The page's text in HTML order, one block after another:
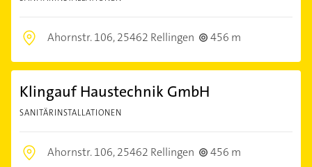
Ahornstr. 106,25462 Rellingen 456 m
Klingauf Haustechnik GmbH
SANITÄRINSTALLATIONEN
Ahornstr. 106,25462 Rellingen
456 m